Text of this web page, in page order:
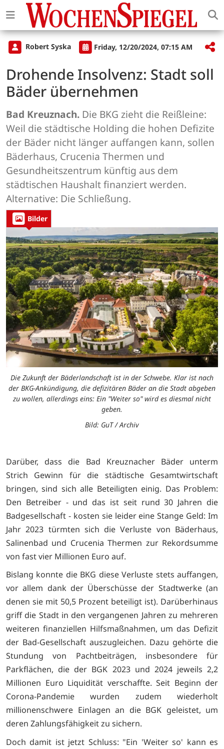
Robert Syska Friday, 12/20/2024, 07:15 AM
Drohende Insolvenz: Stadt soll
Bäder übernehmen
Bad Kreuznach. Die BKG zieht die Reißleine:
Weil die städtische Holding die hohen Defizite
der Bäder nicht länger auffangen kann, sollen
Bäderhaus, Crucenia Thermen und
Gesundheitszentrum künftig aus dem
städtischen Haushalt finanziert werden.
Alternative: Die Schließung.
Bilder
Die Zukunft der Bäderlandschaft ist in der Schwebe. Klar ist nach
der BKG-Ankündigung, die defizitären Bäder an die Stadt abgeben
zu wollen, allerdings eins: Ein "Weiter so" wird es diesmal nicht
geben.
Bild: GuT / Archiv
Darüber, dass die Bad Kreuznacher Bäder unterm
Strich Gewinn für die städtische Gesamtwirtschaft
bringen, sind sich alle Beteiligten einig. Das Problem:
Den Betreiber - und das ist seit rund 30 Jahren die
Badgesellschaft - kosten sie leider eine Stange Geld: Im
Jahr 2023 türmten sich die Verluste von Bäderhaus,
Salinenbad und Crucenia Thermen zur Rekordsumme
von fast vier Millionen Euro auf.
Bislang konnte die BKG diese Verluste stets auffangen,
vor allem dank der Überschüsse der Stadtwerke (an
denen sie mit 50,5 Prozent beteiligt ist). Darüberhinaus
griff die Stadt in den vergangenen Jahren zu mehreren
weiteren finanziellen Hilfsmaßnahmen, um das Defizit
der Bad-Gesellschaft auszugleichen. Dazu gehörte die
Stundung von Pachtbeiträgen, insbesondere für
Parkflächen, die der BGK 2023 und 2024 jeweils 2,2
Millionen Euro Liquidität verschaffte. Seit Beginn der
Corona-Pandemie wurden zudem wiederholt
millionenschwere Einlagen an die BGK geleistet, um
deren Zahlungsfähigkeit zu sichern.
Doch damit ist jetzt Schluss: "Ein 'Weiter so' kann es